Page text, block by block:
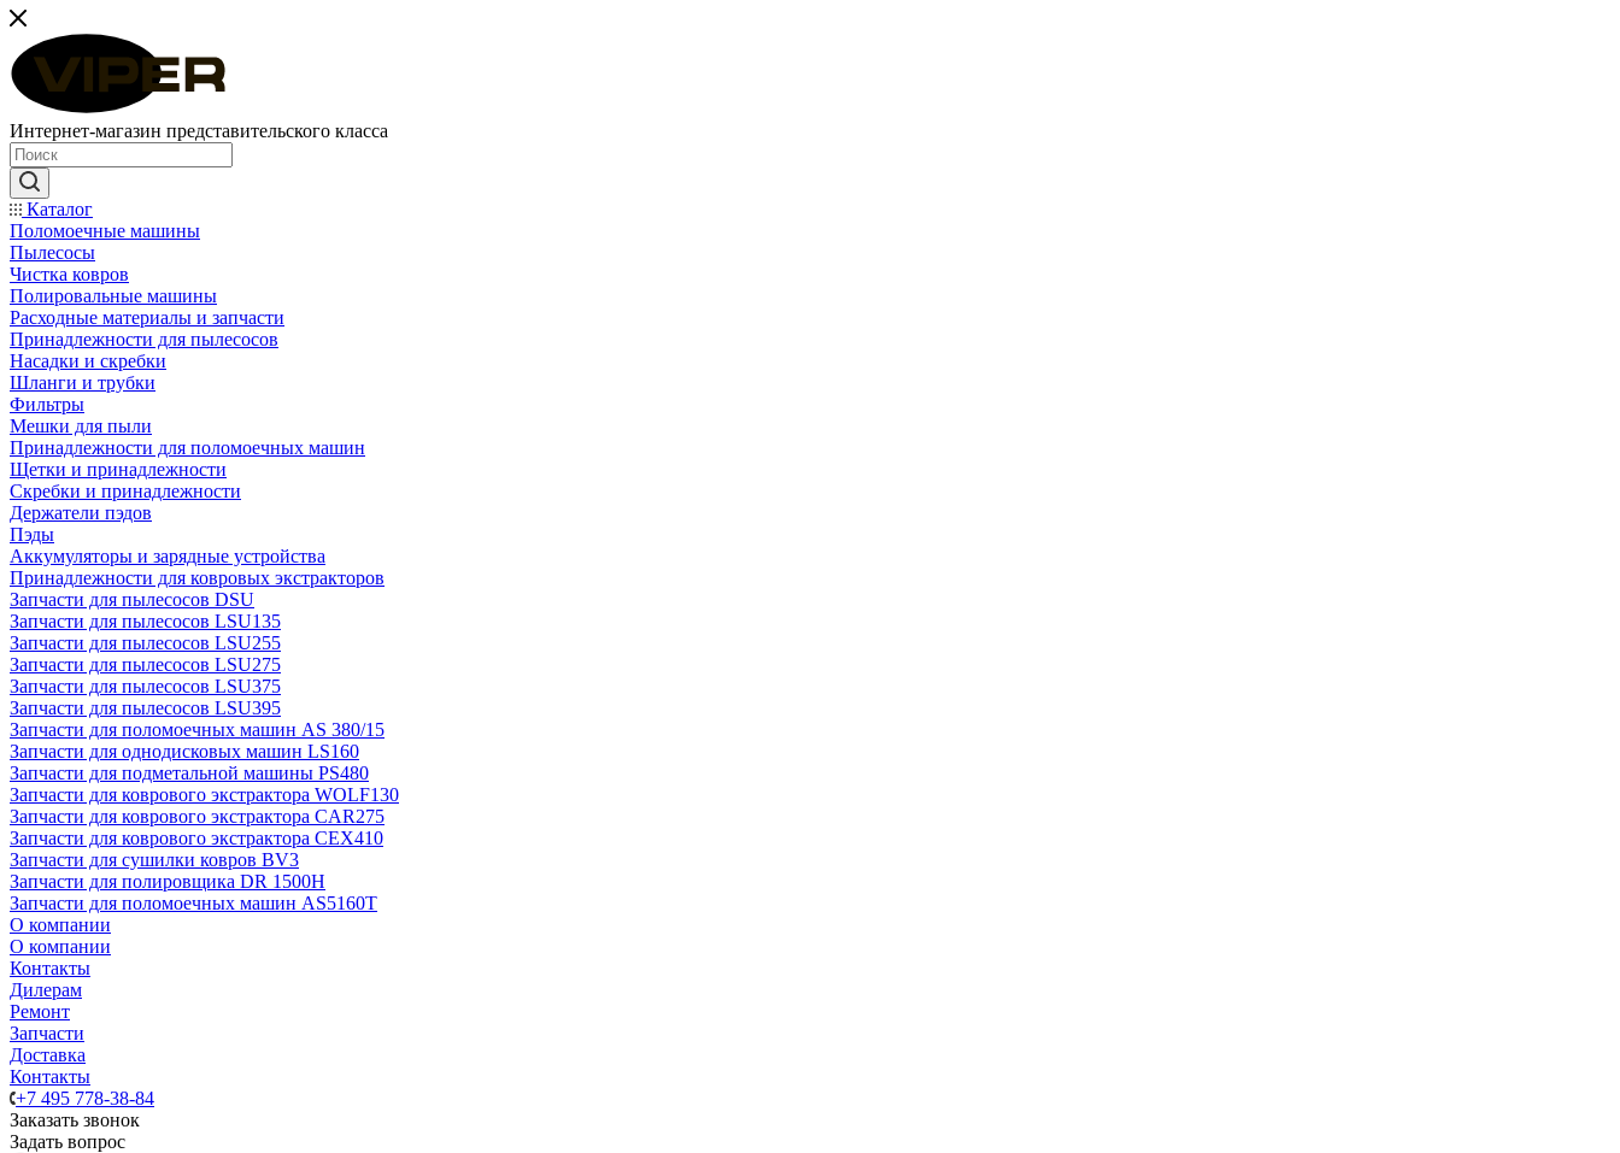
Интернет-магазин представительского класса
Каталог
Поломоечные машины
Пылесосы
Чистка ковров
Полировальные машины
Расходные материалы и запчасти
Принадлежности для пылесосов
Насадки и скребки
Шланги и трубки
Фильтры
Мешки для пыли
Принадлежности для поломоечных машин
Щетки и принадлежности
Скребки и принадлежности
Держатели пэдов
Пэды
Аккумуляторы и зарядные устройства
Принадлежности для ковровых экстракторов
Запчасти для пылесосов DSU
Запчасти для пылесосов LSU135
Запчасти для пылесосов LSU255
Запчасти для пылесосов LSU275
Запчасти для пылесосов LSU375
Запчасти для пылесосов LSU395
Запчасти для поломоечных машин AS 380/15
Запчасти для однодисковых машин LS160
Запчасти для подметальной машины PS480
Запчасти для коврового экстрактора WOLF130
Запчасти для коврового экстрактора CAR275
Запчасти для коврового экстрактора CEX410
Запчасти для сушилки ковров BV3
Запчасти для полировщика DR 1500H
Запчасти для поломоечных машин AS5160T
О компании
О компании
Контакты
Дилерам
Ремонт
Запчасти
Доставка
Контакты
+7 495 778-38-84
Заказать звонок
Задать вопрос